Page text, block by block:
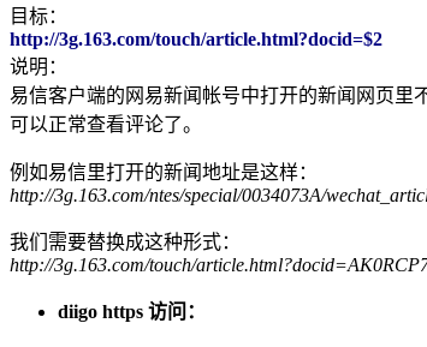
目标：
http://3g.163.com/touch/article.html?docid=$2
说明：
易信客户端的网易新闻帐号中打开的新闻网页里
可以正常查看评论了。
例如易信里打开的新闻地址是这样：
http://3g.163.com/ntes/special/0034073A/
我们需要替换成这种形式：
http://3g.163.com/touch/
diigo https 访问：